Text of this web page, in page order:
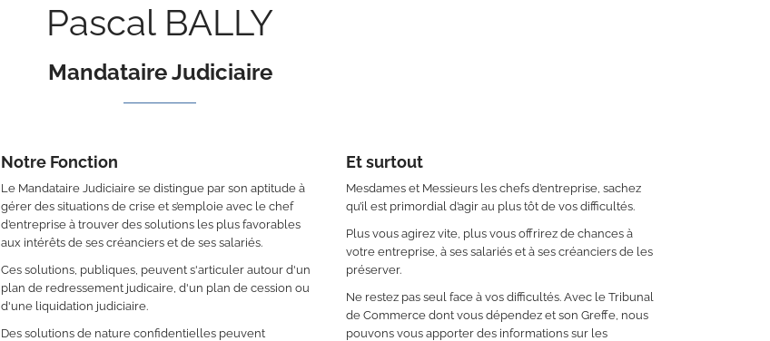
Pascal BALLY
Mandataire Judiciaire
Notre Fonction
Le Mandataire Judiciaire se distingue par son aptitude à
gérer des situations de crise et s’emploie avec le chef
d’entreprise à trouver des solutions les plus favorables
aux intérêts de ses créanciers et de ses salariés.
Ces solutions, publiques, peuvent s'articuler autour d'un
plan de redressement judicaire, d'un plan de cession ou
d'une liquidation judiciaire.
Des solutions de nature confidentielles peuvent
Et surtout
Mesdames et Messieurs les chefs d’entreprise, sachez
qu’il est primordial d’agir au plus tôt de vos difficultés.
Plus vous agirez vite, plus vous offrirez de chances à
votre entreprise, à ses salariés et à ses créanciers de les
préserver.
Ne restez pas seul face à vos difficultés. Avec le Tribunal
de Commerce dont vous dépendez et son Greffe, nous
pouvons vous apporter des informations sur les